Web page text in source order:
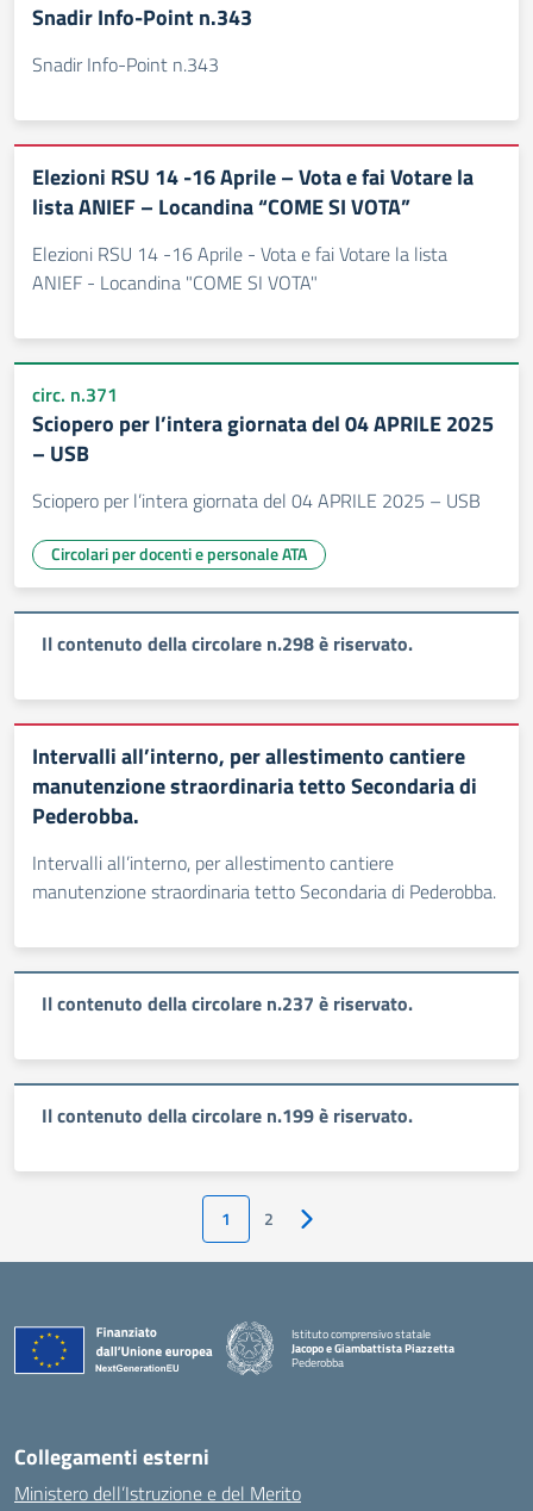
Snadir Info-Point n.343
Snadir Info-Point n.343
Elezioni RSU 14 -16 Aprile – Vota e fai Votare la
lista ANIEF – Locandina “COME SI VOTA”
Elezioni RSU 14 -16 Aprile - Vota e fai Votare la lista
ANIEF - Locandina "COME SI VOTA"
circ. n.371
Sciopero per l’intera giornata del 04 APRILE 2025
– USB
Sciopero per l’intera giornata del 04 APRILE 2025 – USB
Circolari per docenti e personale ATA
Il contenuto della circolare n.298 è riservato.
Intervalli all’interno, per allestimento cantiere
manutenzione straordinaria tetto Secondaria di
Pederobba.
Intervalli all’interno, per allestimento cantiere
manutenzione straordinaria tetto Secondaria di Pederobba.
Il contenuto della circolare n.237 è riservato.
Il contenuto della circolare n.199 è riservato.
1 2 Pagina successiva
Istituto comprensivo statale
Jacopo e Giambattista Piazzetta
Pederobba
Collegamenti esterni
Ministero dell’Istruzione e del Merito